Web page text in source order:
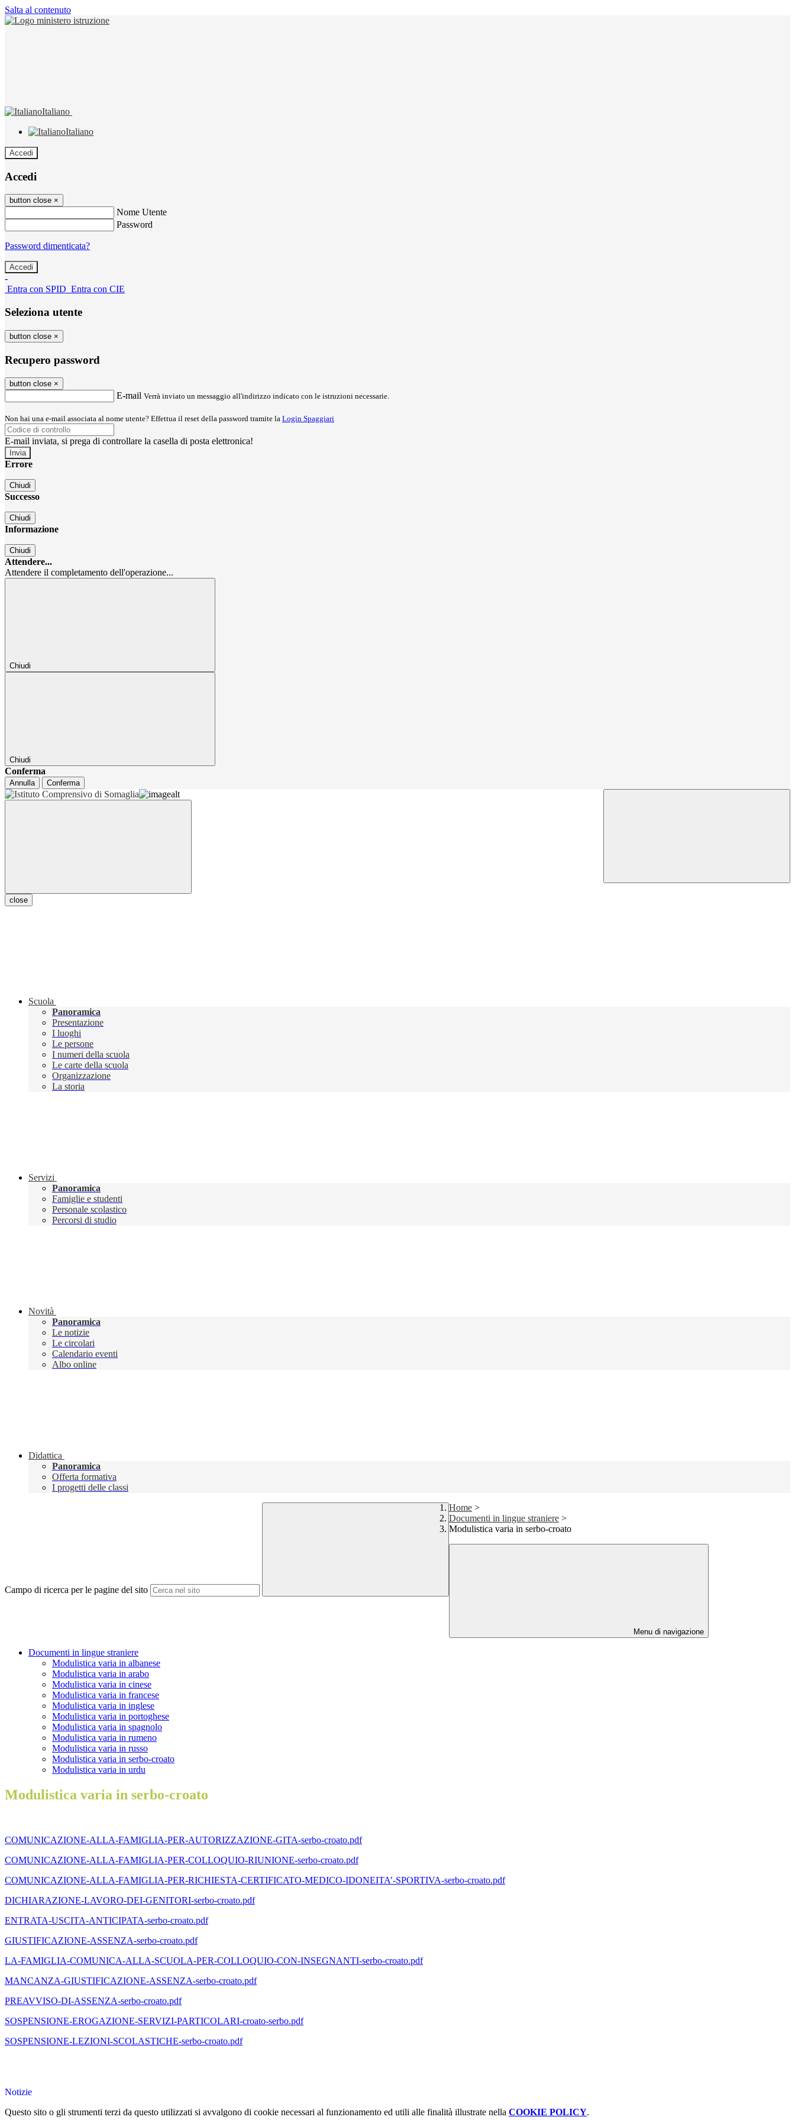
Salta al contenuto
Italiano
Italiano
Accedi
Accedi
button close ×
Nome Utente
Password
Password dimenticata?
-
Entra con SPID Entra con CIE
Seleziona utente
button close ×
Recupero password
button close ×
E-mail Verrà inviato un messaggio all'indirizzo indicato con le istruzioni necessarie.
Non hai una e-mail associata al nome utente? Effettua il reset della password tramite la Login Spaggiari
E-mail inviata, si prega di controllare la casella di posta elettronica!
Errore
Chiudi
Successo
Chiudi
Informazione
Chiudi
Attendere...
Attendere il completamento dell'operazione...
Chiudi
Chiudi
Conferma
Annulla Conferma
close
Scuola
Panoramica
Presentazione
I luoghi
Le persone
I numeri della scuola
Le carte della scuola
Organizzazione
La storia
Servizi
Panoramica
Famiglie e studenti
Personale scolastico
Percorsi di studio
Novità
Panoramica
Le notizie
Le circolari
Calendario eventi
Albo online
Didattica
Panoramica
Offerta formativa
I progetti delle classi
Campo di ricerca per le pagine del sito
Home >
Documenti in lingue straniere >
Modulistica varia in serbo-croato
Menu di navigazione
Documenti in lingue straniere
Modulistica varia in albanese
Modulistica varia in arabo
Modulistica varia in cinese
Modulistica varia in francese
Modulistica varia in inglese
Modulistica varia in portoghese
Modulistica varia in spagnolo
Modulistica varia in rumeno
Modulistica varia in russo
Modulistica varia in serbo-croato
Modulistica varia in urdu
Modulistica varia in serbo-croato
COMUNICAZIONE-ALLA-FAMIGLIA-PER-AUTORIZZAZIONE-GITA-serbo-croato.pdf
COMUNICAZIONE-ALLA-FAMIGLIA-PER-COLLOQUIO-RIUNIONE-serbo-croato.pdf
COMUNICAZIONE-ALLA-FAMIGLIA-PER-RICHIESTA-CERTIFICATO-MEDICO-IDONEITA’-SPORTIVA-serbo-croato.pdf
DICHIARAZIONE-LAVORO-DEI-GENITORI-serbo-croato.pdf
ENTRATA-USCITA-ANTICIPATA-serbo-croato.pdf
GIUSTIFICAZIONE-ASSENZA-serbo-croato.pdf
LA-FAMIGLIA-COMUNICA-ALLA-SCUOLA-PER-COLLOQUIO-CON-INSEGNANTI-serbo-croato.pdf
MANCANZA-GIUSTIFICAZIONE-ASSENZA-serbo-croato.pdf
PREAVVISO-DI-ASSENZA-serbo-croato.pdf
SOSPENSIONE-EROGAZIONE-SERVIZI-PARTICOLARI-croato-serbo.pdf
SOSPENSIONE-LEZIONI-SCOLASTICHE-serbo-croato.pdf
Notizie
Questo sito o gli strumenti terzi da questo utilizzati si avvalgono di cookie necessari al funzionamento ed utili alle finalità illustrate nella COOKIE POLICY.